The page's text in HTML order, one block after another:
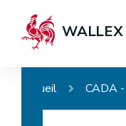
WALLEX
Accueil